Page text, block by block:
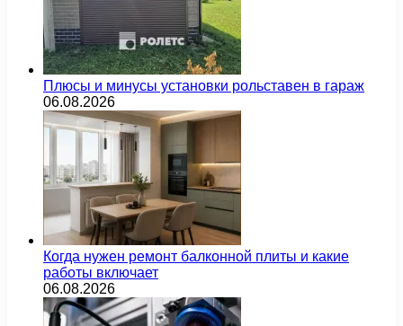
Плюсы и минусы установки рольставен в гараж
06.08.2026
Когда нужен ремонт балконной плиты и какие
работы включает
06.08.2026